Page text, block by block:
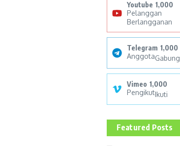
Youtube 1,000
Pelanggan
Berlangganan
Telegram 1,000
AnggotaGabung
Vimeo 1,000
PengikutIkuti
Featured Posts